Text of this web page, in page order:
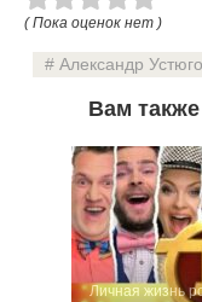
( Пока оценок нет )
Александр
Вам
Личная жизнь